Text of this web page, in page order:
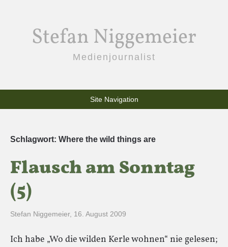
Stefan Niggemeier
Medienjournalist
Site Navigation
Schlagwort: Where the wild things are
Flausch am Sonntag
(5)
Stefan Niggemeier, 16. August 2009
Ich habe „Wo die wilden Kerle wohnen“ nie gelesen;